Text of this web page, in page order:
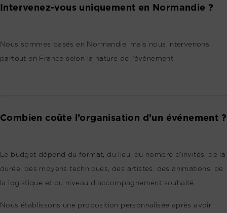
Intervenez-vous uniquement en Normandie ?
Nous sommes basés en Normandie, mais nous intervenons
partout en France selon la nature de l’événement.
Combien coûte l’organisation d’un événement ?
Le budget dépend du format, du lieu, du nombre d’invités, de la
durée, des moyens techniques, des artistes, des animations, de
la logistique et du niveau d’accompagnement souhaité.
Nous établissons une proposition personnalisée après avoir